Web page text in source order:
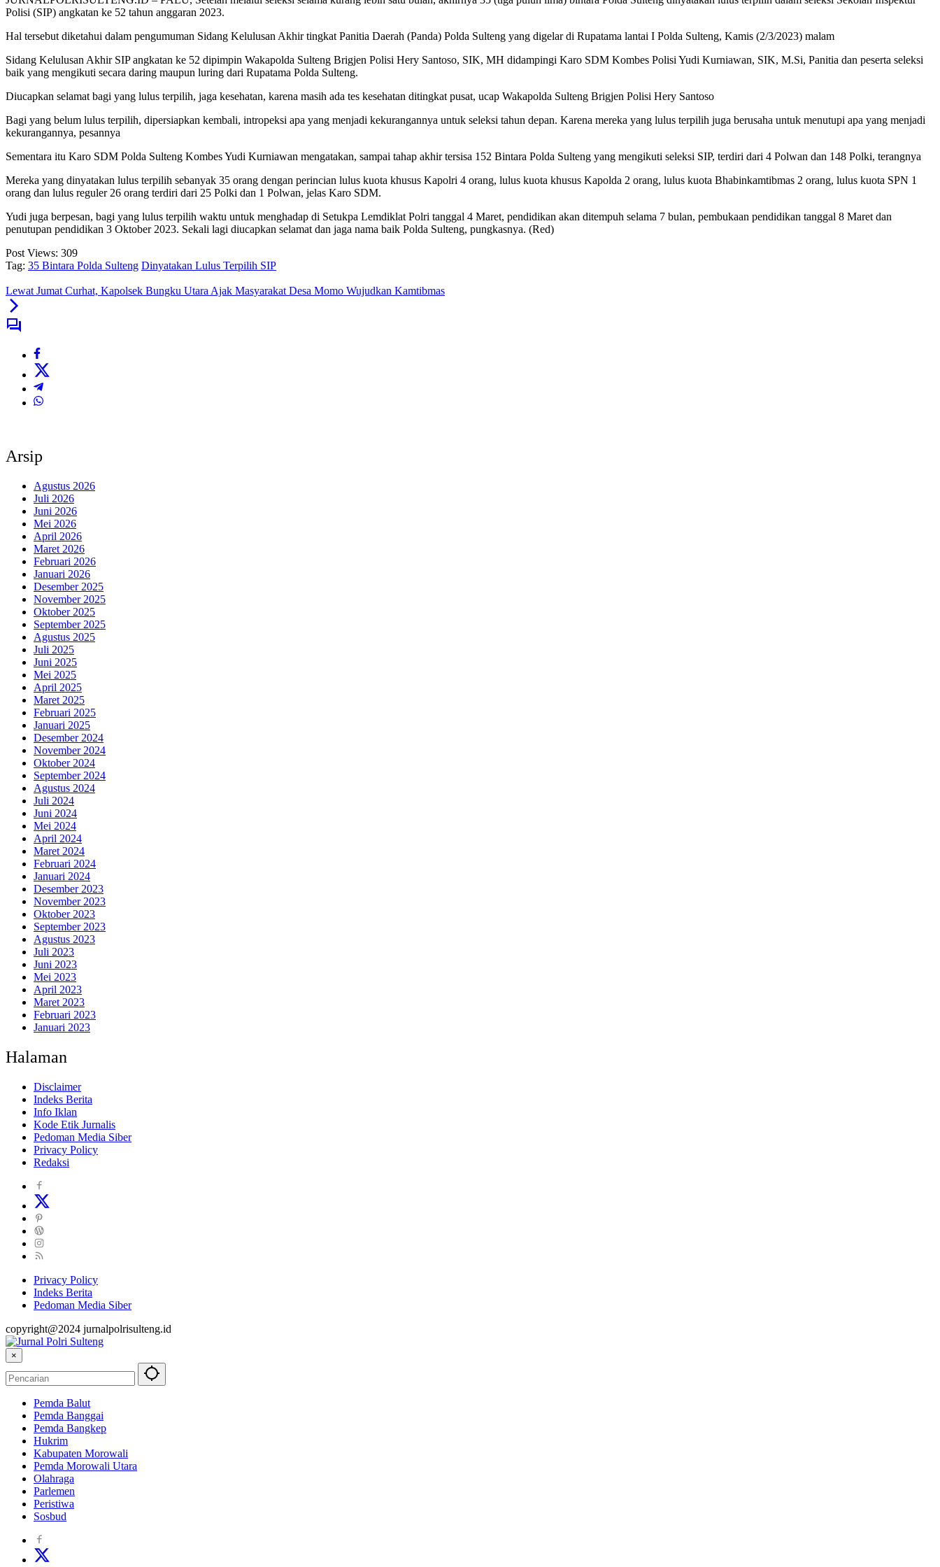
Polisi (SIP) angkatan ke 52 tahun anggaran 2023.
Hal tersebut diketahui dalam pengumuman Sidang Kelulusan Akhir tingkat Panitia Daerah (Panda) Polda Sulteng yang digelar di Rupatama lantai I Polda Sulteng, Kamis (2/3/2023) malam
Sidang Kelulusan Akhir SIP angkatan ke 52 dipimpin Wakapolda Sulteng Brigjen Polisi Hery Santoso, SIK, MH didampingi Karo SDM Kombes Polisi Yudi Kurniawan, SIK, M.Si, Panitia dan peserta seleksi
baik yang mengikuti secara daring maupun luring dari Rupatama Polda Sulteng.
Diucapkan selamat bagi yang lulus terpilih, jaga kesehatan, karena masih ada tes kesehatan ditingkat pusat, ucap Wakapolda Sulteng Brigjen Polisi Hery Santoso
Bagi yang belum lulus terpilih, dipersiapkan kembali, intropeksi apa yang menjadi kekurangannya untuk seleksi tahun depan. Karena mereka yang lulus terpilih juga berusaha untuk menutupi apa yang menjadi
kekurangannya, pesannya
Sementara itu Karo SDM Polda Sulteng Kombes Yudi Kurniawan mengatakan, sampai tahap akhir tersisa 152 Bintara Polda Sulteng yang mengikuti seleksi SIP, terdiri dari 4 Polwan dan 148 Polki, terangnya
Mereka yang dinyatakan lulus terpilih sebanyak 35 orang dengan perincian lulus kuota khusus Kapolri 4 orang, lulus kuota khusus Kapolda 2 orang, lulus kuota Bhabinkamtibmas 2 orang, lulus kuota SPN 1
orang dan lulus reguler 26 orang terdiri dari 25 Polki dan 1 Polwan, jelas Karo SDM.
Yudi juga berpesan, bagi yang lulus terpilih waktu untuk menghadap di Setukpa Lemdiklat Polri tanggal 4 Maret, pendidikan akan ditempuh selama 7 bulan, pembukaan pendidikan tanggal 8 Maret dan
penutupan pendidikan 3 Oktober 2023. Sekali lagi diucapkan selamat dan jaga nama baik Polda Sulteng, pungkasnya. (Red)
Post Views: 309
Tag: 35 Bintara Polda Sulteng Dinyatakan Lulus Terpilih SIP
Lewat Jumat Curhat, Kapolsek Bungku Utara Ajak Masyarakat Desa Momo Wujudkan Kamtibmas
Arsip
Agustus 2026
Juli 2026
Juni 2026
Mei 2026
April 2026
Maret 2026
Februari 2026
Januari 2026
Desember 2025
November 2025
Oktober 2025
September 2025
Agustus 2025
Juli 2025
Juni 2025
Mei 2025
April 2025
Maret 2025
Februari 2025
Januari 2025
Desember 2024
November 2024
Oktober 2024
September 2024
Agustus 2024
Juli 2024
Juni 2024
Mei 2024
April 2024
Maret 2024
Februari 2024
Januari 2024
Desember 2023
November 2023
Oktober 2023
September 2023
Agustus 2023
Juli 2023
Juni 2023
Mei 2023
April 2023
Maret 2023
Februari 2023
Januari 2023
Halaman
Disclaimer
Indeks Berita
Info Iklan
Kode Etik Jurnalis
Pedoman Media Siber
Privacy Policy
Redaksi
Privacy Policy
Indeks Berita
Pedoman Media Siber
copyright@2024 jurnalpolrisulteng.id
×
Pemda Balut
Pemda Banggai
Pemda Bangkep
Hukrim
Kabupaten Morowali
Pemda Morowali Utara
Olahraga
Parlemen
Peristiwa
Sosbud